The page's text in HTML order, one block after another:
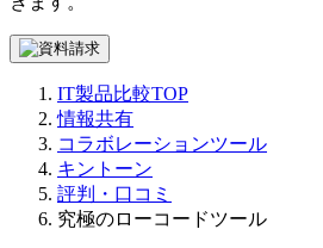
IT製品比較TOP
情報共有
コラボレーションツール
キントーン
評判・口コミ
究極のローコードツール